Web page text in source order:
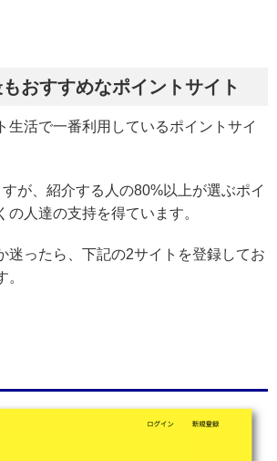
おすすめなポイントサイト
生活で一番利用しているポイントサイ
が、紹介する人の80%以上が選ぶポイ
の人達の支持を得ています。
迷ったら、下記の2サイトを登録してお